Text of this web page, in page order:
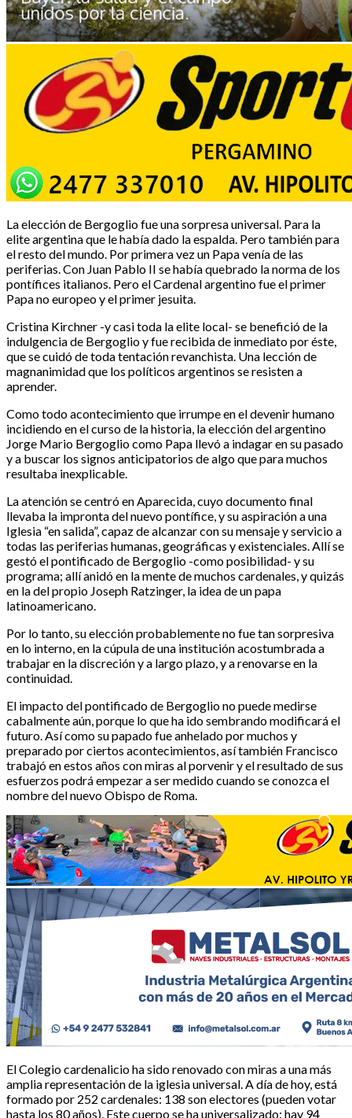
La elección de Bergoglio fue una sorpresa universal. Para la
elite argentina que le había dado la espalda. Pero también para
el resto del mundo. Por primera vez un Papa venía de las
periferias. Con Juan Pablo II se había quebrado la norma de los
pontífices italianos. Pero el Cardenal argentino fue el primer
Papa no europeo y el primer jesuita.
Cristina Kirchner -y casi toda la elite local- se benefició de la
indulgencia de Bergoglio y fue recibida de inmediato por éste,
que se cuidó de toda tentación revanchista. Una lección de
magnanimidad que los políticos argentinos se resisten a
aprender.
Como todo acontecimiento que irrumpe en el devenir humano
incidiendo en el curso de la historia, la elección del argentino
Jorge Mario Bergoglio como Papa llevó a indagar en su pasado
y a buscar los signos anticipatorios de algo que para muchos
resultaba inexplicable.
La atención se centró en Aparecida, cuyo documento final
llevaba la impronta del nuevo pontífice, y su aspiración a una
Iglesia “en salida”, capaz de alcanzar con su mensaje y servicio a
todas las periferias humanas, geográficas y existenciales. Allí se
gestó el pontificado de Bergoglio -como posibilidad- y su
programa; allí anidó en la mente de muchos cardenales, y quizás
en la del propio Joseph Ratzinger, la idea de un papa
latinoamericano.
Por lo tanto, su elección probablemente no fue tan sorpresiva
en lo interno, en la cúpula de una institución acostumbrada a
trabajar en la discreción y a largo plazo, y a renovarse en la
continuidad.
El impacto del pontificado de Bergoglio no puede medirse
cabalmente aún, porque lo que ha ido sembrando modificará el
futuro. Así como su papado fue anhelado por muchos y
preparado por ciertos acontecimientos, así también Francisco
trabajó en estos años con miras al porvenir y el resultado de sus
esfuerzos podrá empezar a ser medido cuando se conozca el
nombre del nuevo Obispo de Roma.
El Colegio cardenalicio ha sido renovado con miras a una más
amplia representación de la iglesia universal. A día de hoy, está
formado por 252 cardenales: 138 son electores (pueden votar
hasta los 80 años). Este cuerpo se ha universalizado: hay 94